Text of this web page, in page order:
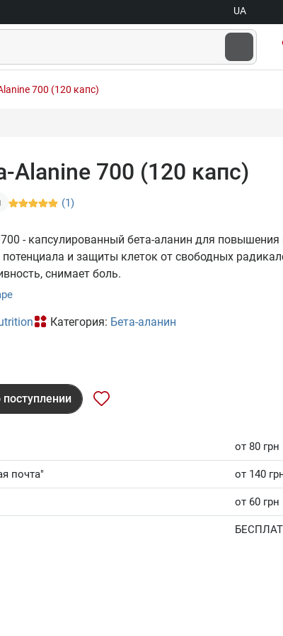
UA
700 (120 капс)
Alanine 700 (120 капс)
(1)
- капсулированный бета-аланин для
потенциала и защиты клеток от свободных
снимает боль.
Категория: Бета-аланин
от 80 грн
почта" от 140
от 60 грн